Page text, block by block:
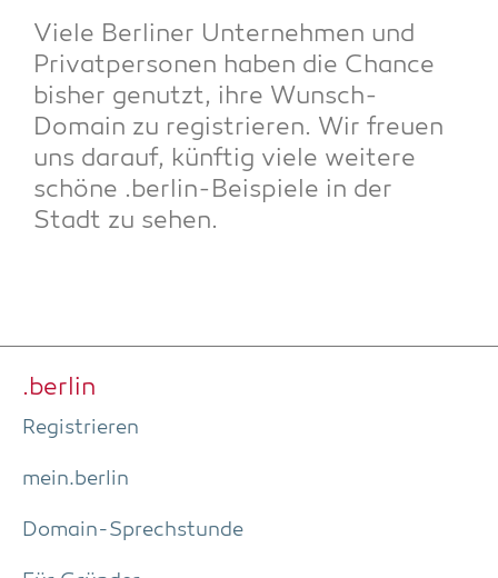
Vie­le Ber­li­ner Unter­neh­men und
Pri­vat­per­so­nen haben die Chan­ce
bis­her genutzt, ihre Wunsch-
Domain zu regis­trie­ren. Wir freu­en
uns dar­auf, künf­tig vie­le wei­te­re
schö­ne .ber­lin-Bei­spie­le in der
Stadt zu sehen.
.ber­lin
Regis­trie­ren
mein.berlin
Domain-Sprech­stun­de